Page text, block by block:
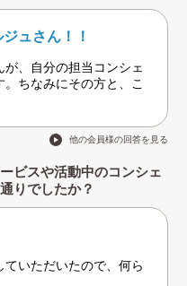
ュさん！！
、自分の担当コンシェ
ちなみにその方と、こ
他の会員様の回答を見る
ビスや活動中のコンシェ
りでしたか？
いただいたので、何ら